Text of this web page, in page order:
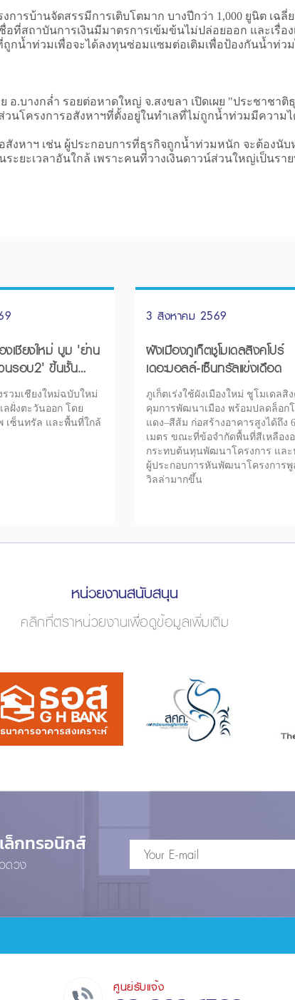
ารบ้านจัดสรรมีการเติบโตมาก บางปีกว่า 1,000 ยูนิต เฉ
อที่สถาบันการเงินมีมาตรการเข้มข้นไม่ปล่อยออก และเ
กน้ำท่วมเพื่อจะได้ลงทุนซ่อมแซมต่อเติมเพื่อป้องกันน้ำท่ว
อ.บางกล่ำ รอยต่อหาดใหญ่ จ.สงขลา เปิดเผย "ประชาชา
โครงการอสังหาฯที่ตั้งอยู่ในทำเลที่ไม่ถูกน้ำท่วมมีความไ
หาฯ เช่น ผู้ประกอบการที่ธุรกิจถูกน้ำท่วมหนัก จะต้องนั
ะยะเวลาอันใกล้ เพราะคนที่วางเงินดาวน์ส่วนใหญ่เป็นร
เชียงใหม่ บูม 'ย่าน
นรอบ2' ขึ้นชั้น
จ
รวมเชียงใหม่ฉบับใหม่
ฝั่งตะวันออก โดย
เซ็นทรัล และพื้นที่ใกล้
3 สิงหาคม 2569
ผังเมืองภูเก็ตชูโมเดลสิงคโปร์
เดอะมอลล์-เซ็นทรัลแข่งเดือด
ภูเก็ตเร่งใช้ผังเมืองใหม่ ชูโมเดลสิ
คุมการพัฒนาเมือง พร้อมปลดล็อก
แดง–สีส้ม ก่อสร้างอาคารสูงได้ถึง
เมตร ขณะที่ข้อจำกัดพื้นที่สีเหลือง
กระทบต้นทุนพัฒนาโครงการ แล
ผู้ประกอบการหันพัฒนาโครงการพู
วิลล่ามากขึ้น
หน่วยงานสนับสนุน
คลิกที่ตราหน่วยงานเพื่อดูข้อมูลเพิ่มเติม
ล็กทรอนิกส์
ดวง
ศูนย์รับแจ้ง